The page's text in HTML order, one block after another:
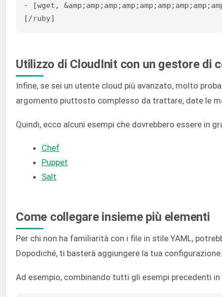
- [wget,
[/ruby]
Utilizzo di CloudInit con un gestore di
Infine, se sei un utente cloud più avanzato, molto
argomento piuttosto complesso da trattare, date le
Quindi, ecco alcuni esempi che dovrebbero essere in
Chef
Puppet
Salt
Come collegare insieme più elementi
Per chi non ha familiarità con i file in stile YAML,
Dopodiché, ti basterà aggiungere la tua configurazione.
Ad esempio, combinando tutti gli esempi precedenti